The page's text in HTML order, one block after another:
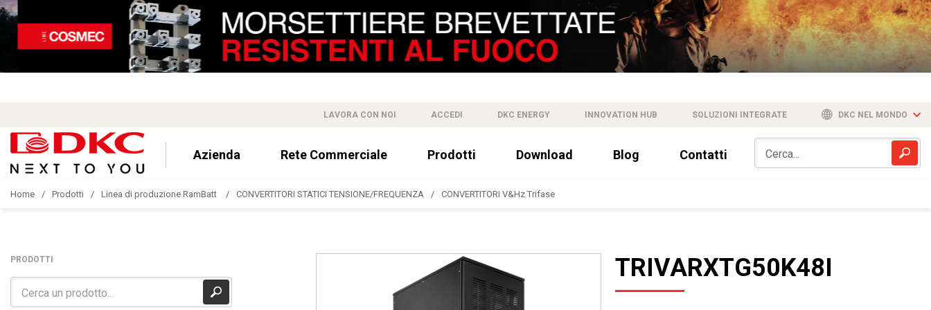
LAVORA CON NOI ACCEDI DKC ENERGY INNOVATION HUB SOLUZIONI INTEGRATE DKC NEL MONDO
Azienda Rete Commerciale Prodotti Download Blog Contatti
Home Prodotti Linea di produzione RamBatt CONVERTITORI STATICI TENSIONE/FREQUENZA CONVERTITORI V&Hz Trifase
PRODOTTI TRIVARXTG50K48I